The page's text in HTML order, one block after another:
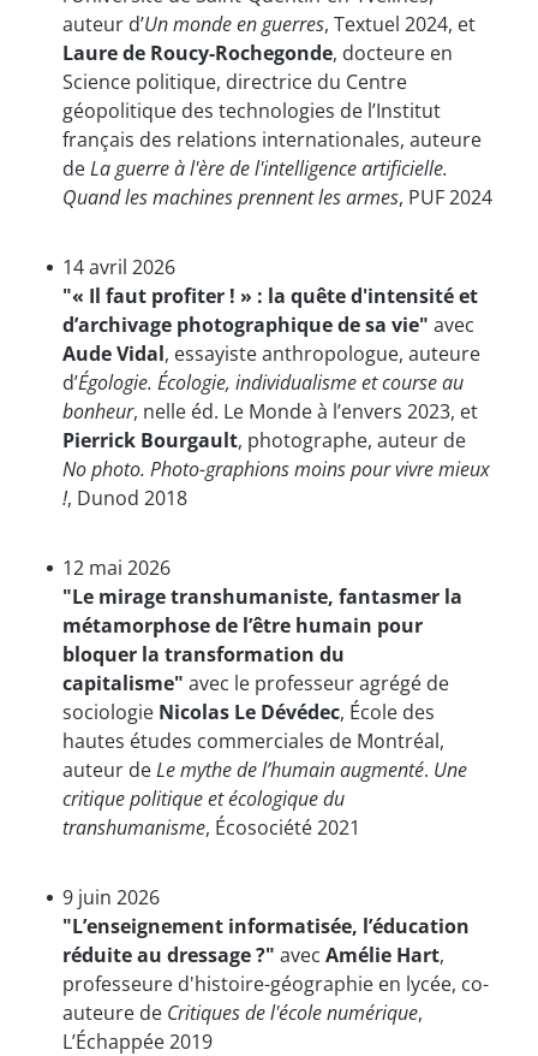
auteur d’Un monde en guerres, Textuel 2024, et
Laure de Roucy-Rochegonde, docteure en
Science politique, directrice du Centre
géopolitique des technologies de l’Institut
français des relations internationales, auteure
deLa guerre à l'ère de l'intelligence artificielle.
Quand les machines prennent les armes, PUF 2024
14 avril 2026
"« Il faut profiter ! » : la quête d'intensité et
d’archivage photographique de sa vie" avec
Aude Vidal, essayiste anthropologue, auteure
d’Égologie. Écologie, individualisme et course au
bonheur, nelle éd. Le Monde à l’envers 2023, et
Pierrick Bourgault, photographe, auteur de
No photo. Photo-graphions moins pour vivre mieux
!, Dunod 2018
12 mai 2026
"Le mirage transhumaniste, fantasmer la
métamorphose de l’être humain pour
bloquer la transformation du
capitalisme" avec le professeur agrégé de
sociologie Nicolas Le Dévédec, École des
hautes études commerciales de Montréal,
auteur deLe mythe de l’humain augmenté. Une
critique politique et écologique du
transhumanisme, Écosociété 2021
9 juin 2026
"L’enseignement informatisée, l’éducation
réduite au dressage ?" avec Amélie Hart,
professeure d'histoire-géographie en lycée, co-
auteure de Critiques de l'école numérique,
L’Échappée 2019